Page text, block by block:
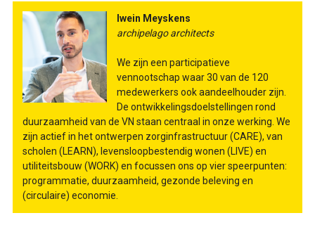
Iwein Meyskens
archipelago architects
We zijn een participatieve
vennootschap waar 30 van de 120
medewerkers ook aandeelhouder zijn.
De ontwikkelingsdoelstellingen rond
duurzaamheid van de VN staan centraal in onze werking. We
zijn actief in het ontwerpen zorginfrastructuur (CARE), van
scholen (LEARN), levensloopbestendig wonen (LIVE) en
utiliteitsbouw (WORK) en focussen ons op vier speerpunten:
programmatie, duurzaamheid, gezonde beleving en
(circulaire) economie.